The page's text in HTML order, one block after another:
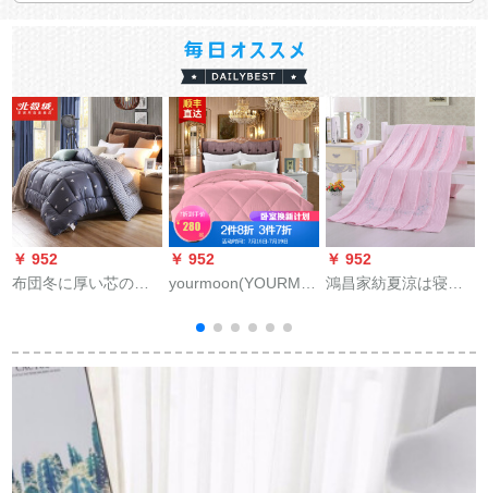
￥ 952
布団冬に厚い芯の舒
ング学生寮冬布団爱
巣150 x 200 cm/冬に
2 kgを増やすことが
￥ 952
yourmoon(YOURMOON)
ビロドは、大人のダ
ンベルによって保温
￥ 952
鴻昌家紡夏涼は寝具
がいます。薄い布団